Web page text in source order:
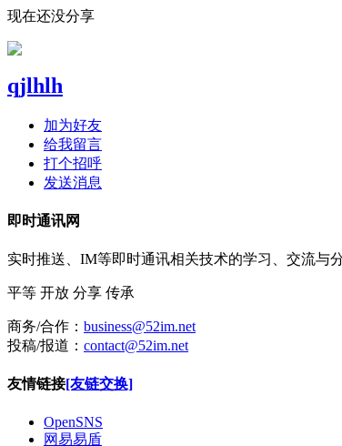
现在还没分享
qjlhlh
加为好友
给我留言
打个招呼
发送消息
即时通讯网
实时推送、IM等即时通讯相关技术的学习、交流与
平等 开放 分享 传承
商务/合作： business@52im.net
投稿/报道： contact@52im.net
友情链接[友链交换]
OpenSNS
网易易盾